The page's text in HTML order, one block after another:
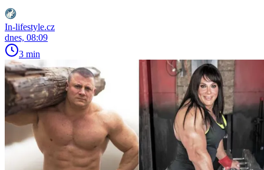
In-lifestyle.cz
dnes, 08:09
3 min